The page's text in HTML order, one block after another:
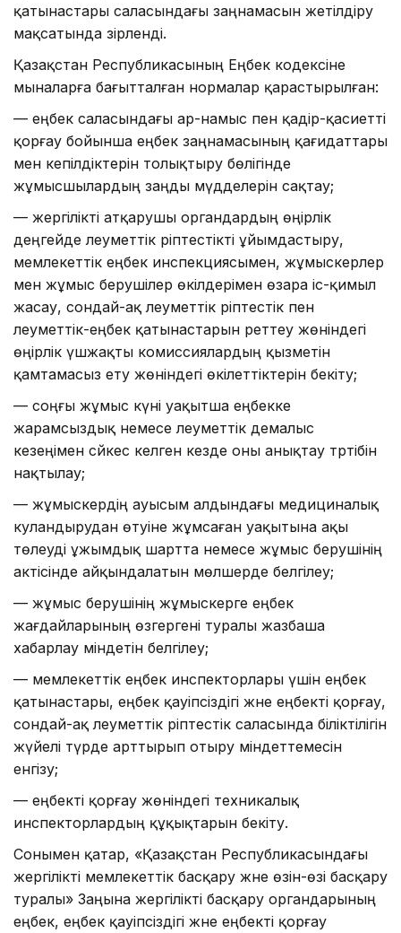
қатынастары саласындағы заңнамасын жетілдіру
мақсатында әзірленді.
Қазақстан Республикасының Еңбек кодексіне
мыналарға бағытталған нормалар қарастырылған:
— еңбек саласындағы ар-намыс пен қадір-қасиетті
қорғау бойынша еңбек заңнамасының қағидаттары
мен кепілдіктерін толықтыру бөлігінде
жұмысшылардың заңды мүдделерін сақтау;
— жергілікті атқарушы органдардың өңірлік
деңгейде әлеуметтік әріптестікті ұйымдастыру,
мемлекеттік еңбек инспекциясымен, жұмыскерлер
мен жұмыс берушілер өкілдерімен өзара іс-қимыл
жасау, сондай-ақ әлеуметтік әріптестік пен
әлеуметтік-еңбек қатынастарын реттеу жөніндегі
өңірлік үшжақты комиссиялардың қызметін
қамтамасыз ету жөніндегі өкілеттіктерін бекіту;
— соңғы жұмыс күні уақытша еңбекке
жарамсыздық немесе әлеуметтік демалыс
кезеңімен сәйкес келген кезде оны анықтау тәртібін
нақтылау;
— жұмыскердің ауысым алдындағы медициналық
куәландырудан өтуіне жұмсаған уақытына ақы
төлеуді ұжымдық шартта немесе жұмыс берушінің
актісінде айқындалатын мөлшерде белгілеу;
— жұмыс берушінің жұмыскерге еңбек
жағдайларының өзгергені туралы жазбаша
хабарлау міндетін белгілеу;
— мемлекеттік еңбек инспекторлары үшін еңбек
қатынастары, еңбек қауіпсіздігі және еңбекті қорғау,
сондай-ақ әлеуметтік әріптестік саласында біліктілігін
жүйелі түрде арттырып отыру міндеттемесін
енгізу;
— еңбекті қорғау жөніндегі техникалық
инспекторлардың құқықтарын бекіту.
Сонымен қатар, «Қазақстан Республикасындағы
жергілікті мемлекеттік басқару және өзін-өзі басқару
туралы» Заңына жергілікті басқару органдарының
еңбек, еңбек қауіпсіздігі және еңбекті қорғау